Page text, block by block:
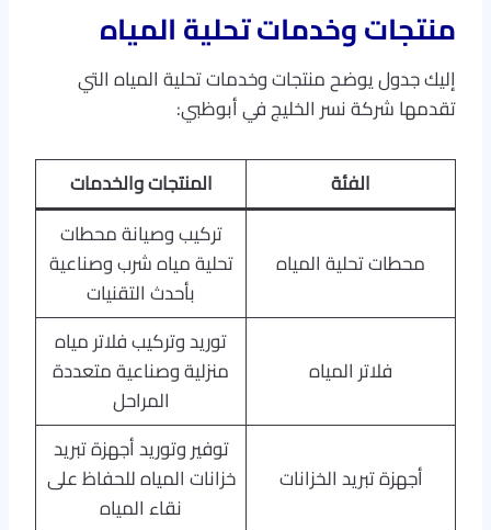
منتجات وخدمات تحلية المياه
إليك جدول يوضح منتجات وخدمات تحلية المياه التي
تقدمها شركة نسر الخليج في أبوظبي:
الفئة المنتجات والخدمات
محطات تحلية المياه
تركيب وصيانة محطات
تحلية مياه شرب وصناعية
بأحدث التقنيات
فلاتر المياه
توريد وتركيب فلاتر مياه
منزلية وصناعية متعددة
المراحل
أجهزة تبريد الخزانات
توفير وتوريد أجهزة تبريد
خزانات المياه للحفاظ على
نقاء المياه